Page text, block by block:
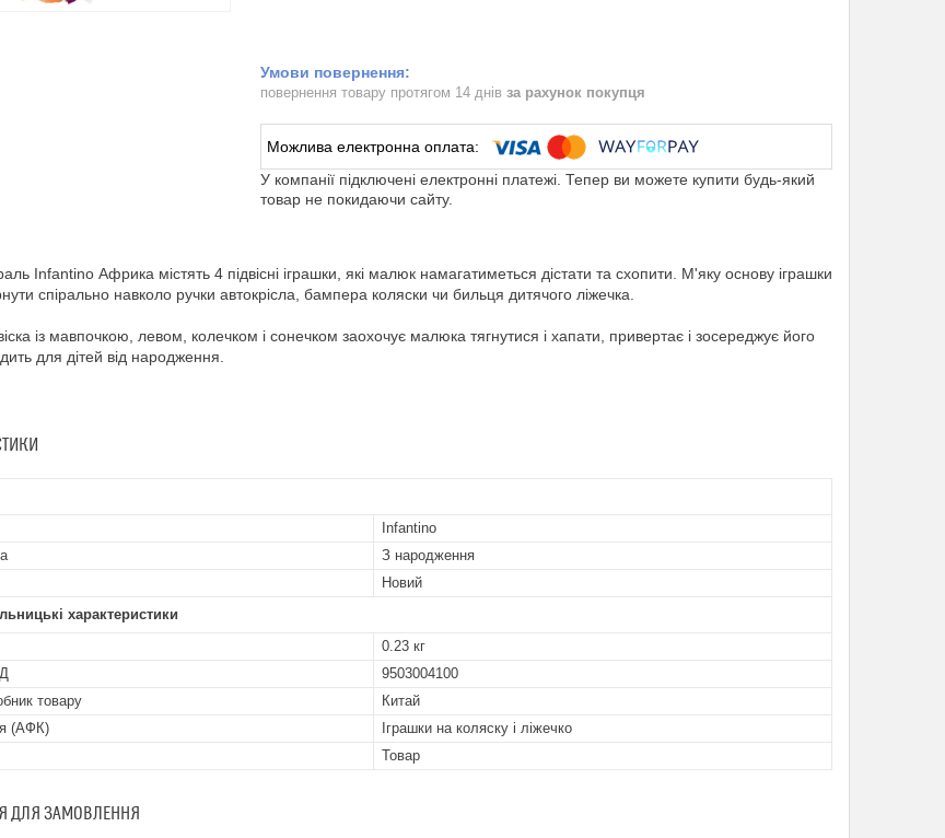
повернення товару протягом 14 днів за рахунок покупця
У компанії підключені електронні платежі. Тепер ви можете купити будь-який
товар не покидаючи сайту.
Infantino Африка містять 4 підвісні іграшки, які малюк намагатиметься дістати та схопити. М'яку основу іграшки
спірально навколо ручки автокрісла, бампера коляски чи бильця дитячого ліжечка.
із мавпочкою, левом, колечком і сонечком заохочує малюка тягнутися і хапати, привертає і зосереджує його
для дітей від народження.
Infantino
З народження
Новий
характеристики
0.23 кг
9503004100
товару
Китай
(АФК)
Іграшки на коляску і ліжечко
Товар
ДЛЯ ЗАМОВЛЕННЯ